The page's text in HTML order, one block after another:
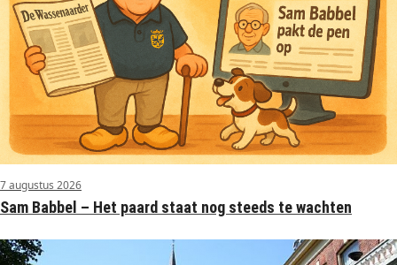
7 augustus 2026
Sam Babbel – Het paard staat nog steeds te wachten